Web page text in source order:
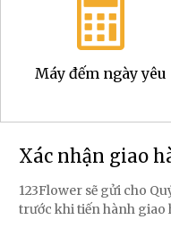
Máy đếm ngày yêu
Xác nhận giao
123Flower sẽ gửi cho
trước khi tiến hành giao